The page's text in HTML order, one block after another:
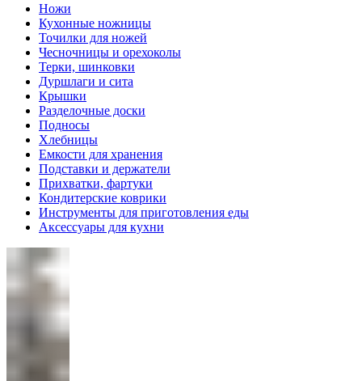
Ножи
Кухонные ножницы
Точилки для ножей
Чесночницы и орехоколы
Терки, шинковки
Дуршлаги и сита
Крышки
Разделочные доски
Подносы
Хлебницы
Емкости для хранения
Подставки и держатели
Прихватки, фартуки
Кондитерские коврики
Инструменты для приготовления еды
Аксессуары для кухни